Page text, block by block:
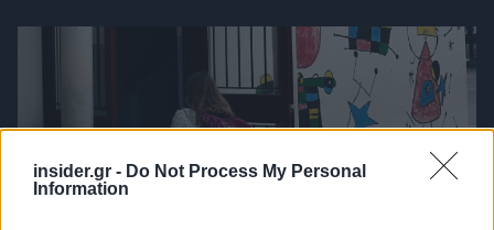
insider.gr - Do Not Process My Personal
Information